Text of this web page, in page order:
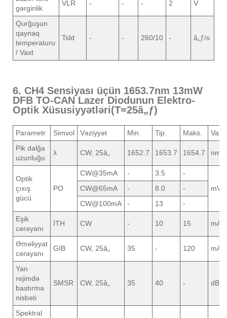
gərginlik
VLR - - - 2 V
Qurğuşun
qaynaq
temperaturu
/ Vaxt
Tsld - - 260/10 - â„ƒ/s
6. CH4 Sensiyası üçün 1653.7nm 13mW
DFB TO-CAN Lazer Diodunun Elektro-
Optik Xüsusiyyətləri(T=25â„ƒ)
Parametr Simvol Vəziyyət Min. Tip. Maks.
Pik dalğa
uzunluğu
λ CW, 25â„ 1652.7 1653.7 1654.7 nm
Optik
çıxış
gücü
PO
CW@35mA - 3.5
-
mVt
CW@65mA - 8.0
-
CW@100mA
- 13
-
Eşik
cərəyanı
İTH CW - 10 15 mA
Əməliyyat
cərəyanı
GİB CW, 25â„ 35 - 120 mA
Yan
rejimdə
bastırma
nisbəti
SMSR CW, 25â„ 35 40 - dB
Spektral